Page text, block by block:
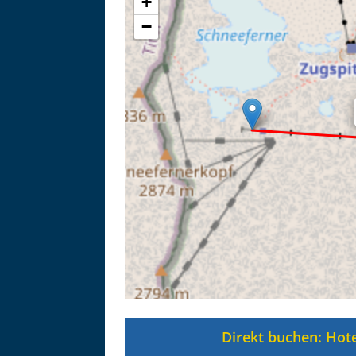
−
Direkt buchen:
Asitzbahn - Leogang - Bilder
Schau Dir hier Bilder der